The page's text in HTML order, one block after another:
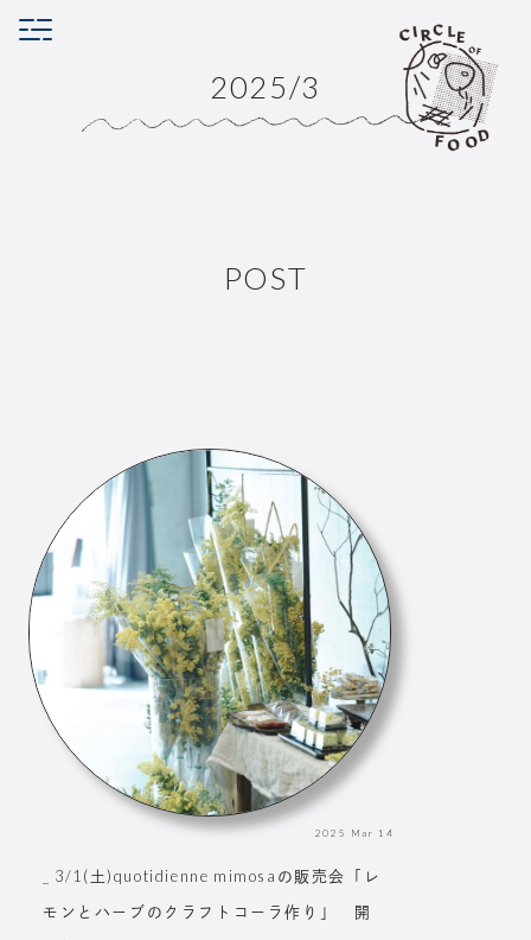
2025/3
POST
2025 Mar 14
_ 3/1(土)quotidienne mimosaの販売会「レ
モンとハーブのクラフトコーラ作り」 開